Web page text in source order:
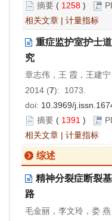
摘要 ( 1258 )
相关文章 | 计量指标
重症监护室护士
究
章志伟，王 霞，王建
2014 (7): 1073.
doi: 10.3969/
摘要 ( 1391 )
相关文章 | 计量指标
综述
精神分裂症断裂
路
毛金丽，李文玲，娄 燕